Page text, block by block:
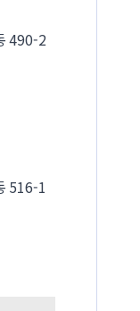
490-2
516-1